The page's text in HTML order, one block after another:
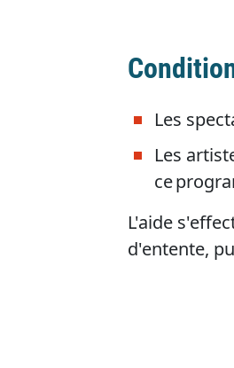
Les
Les
ce
L'aide
d'entente,